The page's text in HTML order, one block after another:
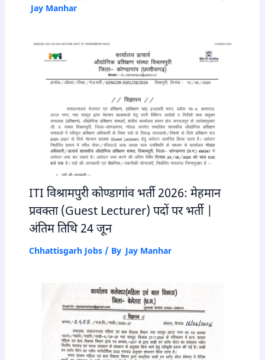
Jay Manhar
ITI विश्रामपुरी कोण्डागांव भर्ती 2026: मेहमान
प्रवक्ता (Guest Lecturer) पदों पर भर्ती |
अंतिम तिथि 24 जून
Chhattisgarh Jobs/ By Jay Manhar